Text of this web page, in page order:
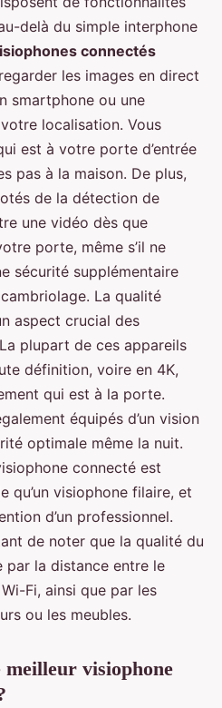
delà du simple interphone
connectés
les images en direct
smartphone ou une
localisation. Vous
est à votre porte d’entrée
pas à la maison. De plus,
de la détection de
une vidéo dès que
porte, même s’il ne
sécurité supplémentaire
La qualité
aspect crucial des
plupart de ces appareils
définition, voire en 4K,
qui est à la porte.
équipés d’un vision
optimale même la nuit.
connecté est
qu’un visiophone filaire, et
d’un professionnel.
de noter que la qualité du
la distance entre le
Fi, ainsi que par les
ou les meubles.
visiophone